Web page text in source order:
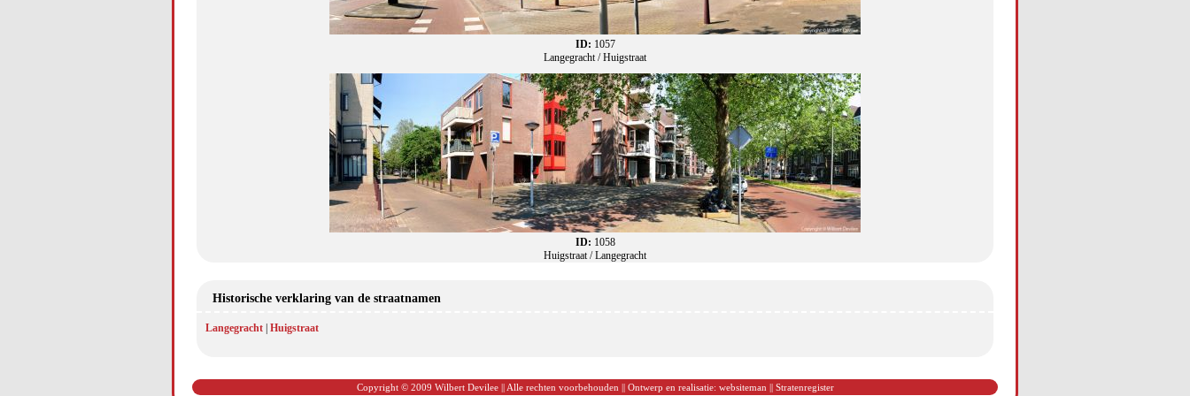
ID: 1057
Langegracht / Huigstraat
ID: 1058
Huigstraat / Langegracht
Historische verklaring van de straatnamen
Langegracht Huigstraat
Copyright © 2009 Wilbert Devilee || Alle rechten voorbehouden || Ontwerp en realisatie: websiteman || Stratenregister